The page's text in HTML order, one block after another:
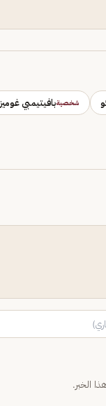
شخصيةبافيتيمبي غوميز
الخبر.